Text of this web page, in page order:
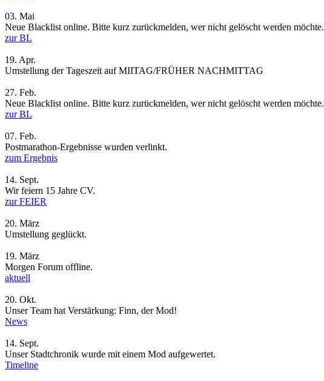
03. Mai
Neue Blacklist online. Bitte kurz zurückmelden, wer nicht gelöscht werden möchte.
zur BL
19. Apr.
Umstellung der Tageszeit auf MIITAG/FRÜHER NACHMITTAG
27. Feb.
Neue Blacklist online. Bitte kurz zurückmelden, wer nicht gelöscht werden möchte.
zur BL
07. Feb.
Postmarathon-Ergebnisse wurden verlinkt.
zum Ergebnis
14. Sept.
Wir feiern 15 Jahre CV.
zur FEIER
20. März
Umstellung geglückt.
19. März
Morgen Forum offline.
aktuell
20. Okt.
Unser Team hat Verstärkung: Finn, der Mod!
News
14. Sept.
Unser Stadtchronik wurde mit einem Mod aufgewertet.
Timeline